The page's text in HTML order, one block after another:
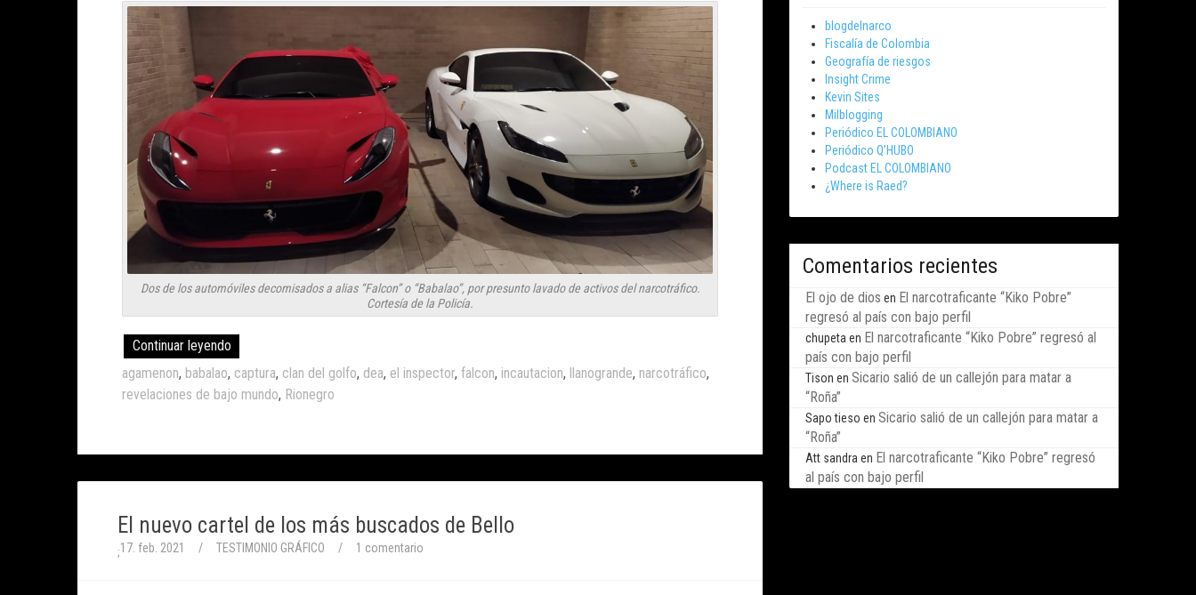
Dos de los automóviles decomisados a alias “Falcon” o “Babalao”, por presunto lavado de activos del narcotráfico.
Cortesía de la Policía.
Continuar leyendo
agamenon, babalao, captura, clan del golfo, dea, el inspector, falcon, incautacion, llanogrande, narcotráfico,
revelaciones de bajo mundo, Rionegro
El nuevo cartel de los más buscados de Bello
;17. feb. 2021 / TESTIMONIO GRÁFICO / 1 comentario
blogdelnarco
Fiscalía de Colombia
Geografía de riesgos
Insight Crime
Kevin Sites
Milblogging
Periódico EL COLOMBIANO
Periódico Q’HUBO
Podcast EL COLOMBIANO
¿Where is Raed?
Comentarios recientes
El ojo de dios en El narcotraficante “Kiko Pobre”
regresó al país con bajo perfil
chupeta en El narcotraficante “Kiko Pobre” regresó al
país con bajo perfil
Tison en Sicario salió de un callejón para matar a
“Roña”
Sapo tieso en Sicario salió de un callejón para matar a
“Roña”
Att sandra en El narcotraficante “Kiko Pobre” regresó
al país con bajo perfil